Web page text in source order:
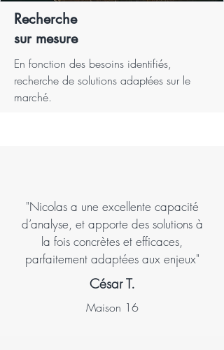
Recherche
sur mesure
En fonction des besoins identifiés,
recherche de solutions adaptées sur le
marché.
"Nicolas a une excellente capacité
d’analyse, et apporte des solutions à
la fois concrètes et efficaces,
parfaitement adaptées aux enjeux"
César T.
Maison 16